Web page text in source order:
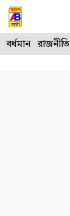
Skip
to
content
বর্ধমান রাজনীতি